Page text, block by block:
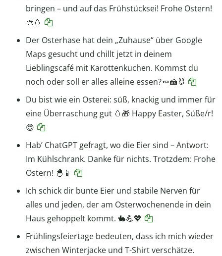
bringen – und auf das Frühstücksei! Frohe Ostern!
🎨🥚
Der Osterhase hat dein „Zuhause“ über Google
Maps gesucht und chillt jetzt in deinem
Lieblingscafé mit Karottenkuchen. Kommst du
noch oder soll er alles alleine essen?🥕🍰🐰
Du bist wie ein Osterei: süß, knackig und immer für
eine Überraschung gut 🥚🎁 Happy Easter, Süße/r!
😍
Hab’ ChatGPT gefragt, wo die Eier sind – Antwort:
Im Kühlschrank. Danke für nichts. Trotzdem: Frohe
Ostern! 🐣📱
Ich schick dir bunte Eier und stabile Nerven für
alles und jeden, der am Osterwochenende in dein
Haus gehoppelt kommt. 🐇💪💖
Frühlingsfeiertage bedeuten, dass ich mich wieder
zwischen Winterjacke und T-Shirt verschätze.